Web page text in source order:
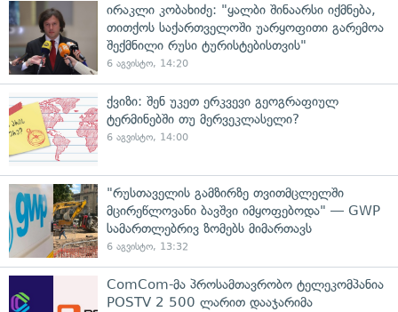
ირაკლი კობახიძე: "ყალბი შინაარსი იქმნება,
თითქოს საქართველოში უარყოფითი გარემოა
შექმნილი რუსი ტურისტებისთვის"
6 აგვისტო, 14:20
ქვიზი: შენ უკეთ ერკვევი გეოგრაფიულ
ტერმინებში თუ მერვეკლასელი?
6 აგვისტო, 14:00
"რუსთაველის გამზირზე თვითმცლელში
მცირეწლოვანი ბავშვი იმყოფებოდა" — GWP
სამართლებრივ ზომებს მიმართავს
6 აგვისტო, 13:32
ComCom-მა პროსამთავრობო ტელეკომპანია
POSTV 2 500 ლარით დააჯარიმა